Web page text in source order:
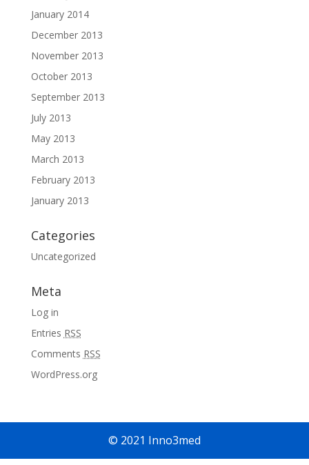
January 2014
December 2013
November 2013
October 2013
September 2013
July 2013
May 2013
March 2013
February 2013
January 2013
Categories
Uncategorized
Meta
Log in
Entries RSS
Comments RSS
WordPress.org
© 2021 Inno3med